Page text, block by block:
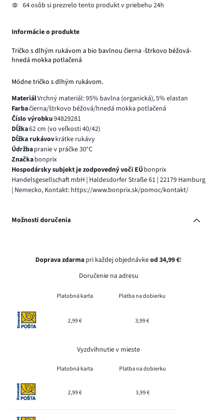
64 osôb si prezrelo tento produkt v priebehu 24h
Informácie o produkte
Tričko s dlhým rukávom a bio bavlnou čierna -štrkovo béžová-
hnedá mokka potlačená
Módne tričko s dlhým rukávom.
MateriálVrchný materiál: 95% bavlna (organická), 5% elastan
Farbačierna/štrkovo béžová/hnedá mokka potlačená
Číslo výrobku94829281
Dĺžka62 cm (vo veľkosti 40/42)
Dĺžka rukávovkrátke rukávy
Údržbapranie v práčke 30°C
Značkabonprix
Hospodársky subjekt je zodpovedný voči EÚbonprix
Handelsgesellschaft mbH | Haldesdorfer Straße 61 | 22179 Hamburg
| Nemecko, Kontakt: https://www.bonprix.sk/pomoc/kontakt/
Možnosti doručenia
Doprava zdarma pri každej objednávkeod 34,99 €!
Doručenie na adresu
Platobná karta Platba na dobierku
2,99 € 3,99 €
Vyzdvihnutie v mieste
Platobná karta Platba na dobierku
2,99 € 3,99 €